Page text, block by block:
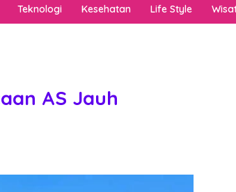
Teknologi Kesehatan Life Style
AS Jauh